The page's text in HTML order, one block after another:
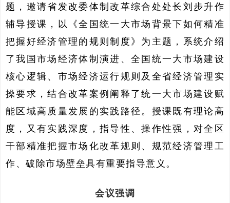
题，邀请省发改委体制改革综合处处长刘步升作
辅导授课，以《全国统一大市场背景下如何精准
把握好经济管理的规则制度》为主题，系统介绍
了我国市场经济体制演进、全国统一大市场建设
核心逻辑、市场经济运行规则及全省经济管理实
操要求，结合改革案例阐释了统一大市场建设赋
能区域高质量发展的实践路径。授课既有理论高
度，又有实践深度，指导性、操作性强，对全区
干部精准把握市场化改革规则、规范经济管理工
作、破除市场壁垒具有重要指导意义。
会议强调